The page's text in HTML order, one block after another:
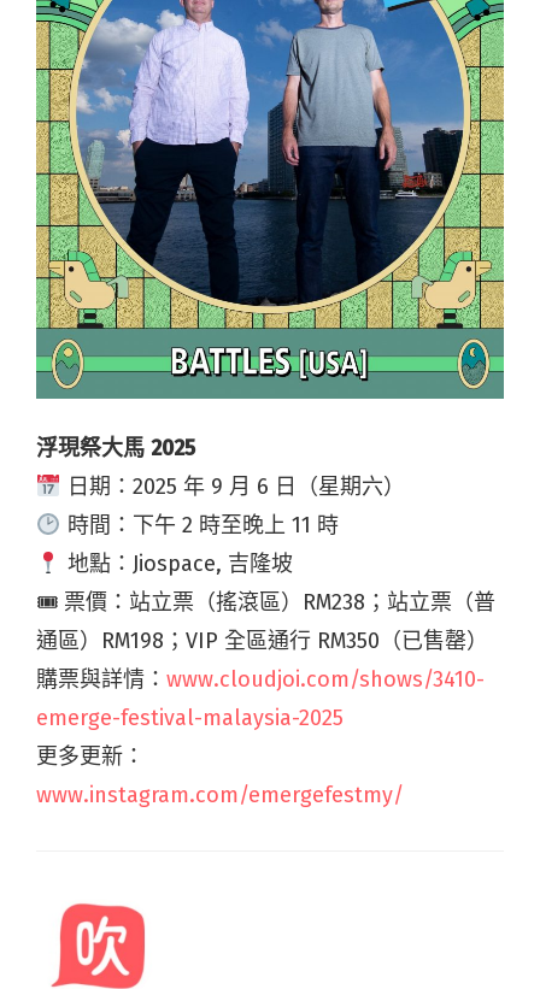
浮現祭大馬 2025
日期：2025 年 9 月 6 日（星期六）
時間：下午 2 時至晚上 11 時
地點：Jiospace, 吉隆坡
🎟 票價：站立票（搖滾區）RM238；站立票（普
通區）RM198；VIP 全區通行 RM350（已售罄）
購票與詳情： www.cloudjoi.com/shows/3410-
emerge-festival-malaysia-2025
更多更新：
www.instagram.com/emergefestmy/